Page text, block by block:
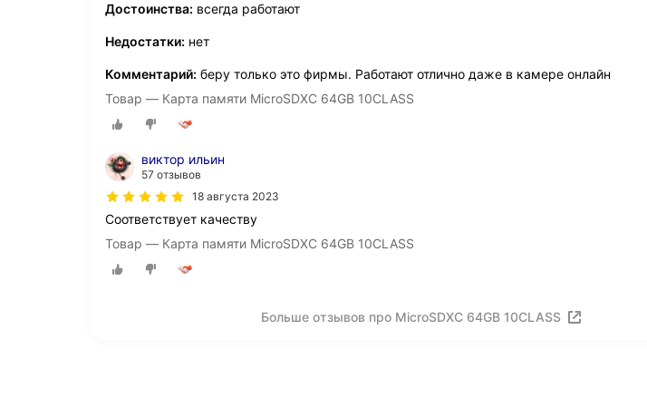
Достоинства: всегда работают
Недостатки: нет
Комментарий: беру только это фирмы. Работают отлично даже в камере онлайн
Товар — Карта памяти MicroSDXC 64GB 10CLASS
виктор ильин
57 отзывов
18 августа 2023
Соответствует качеству
Товар — Карта памяти MicroSDXC 64GB 10CLASS
Больше отзывов про MicroSDXC 64GB 10CLASS